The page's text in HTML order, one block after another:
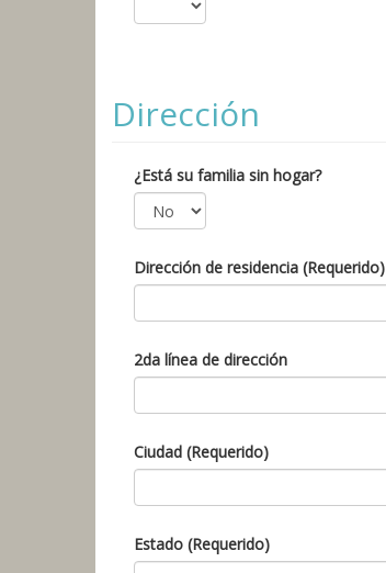
Dirección
¿Está su familia sin hogar?
Dirección de residencia (Requerido)
2da línea de dirección
Ciudad (Requerido)
Estado (Requerido)